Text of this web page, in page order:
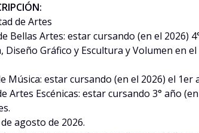
de Artes
Bellas Artes: estar cursando (en el 2026)
Gráfico y Escultura y Volumen en
Música: estar cursando (en el 2026) el 1er
Artes Escénicas: estar cursando 3° año
agosto de 2026.